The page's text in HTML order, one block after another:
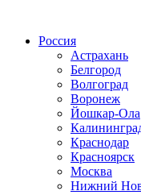
Россия
Астрахань
Белгород
Волгоград
Воронеж
Йошкар-Ола
Краснодар
Красноярск
Москва
Нижний